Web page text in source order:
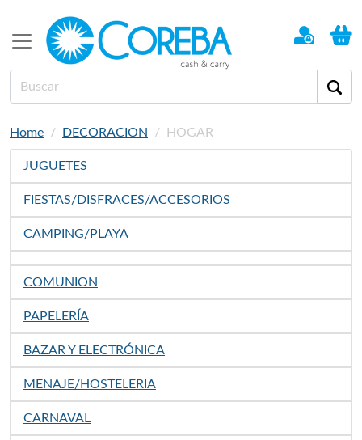
Home DECORACION HOGAR
JUGUETES
FIESTAS/DISFRACES/ACCESORIOS
CAMPING/PLAYA
COMUNION
PAPELERÍA
BAZAR Y ELECTRÓNICA
MENAJE/HOSTELERIA
CARNAVAL